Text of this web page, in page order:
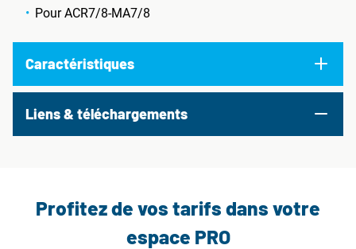
Pour ACR7/8-MA7/8
Caractéristiques
Liens & téléchargements
Profitez de vos tarifs dans votre
espace PRO